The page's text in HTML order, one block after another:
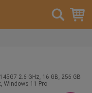
2.6 GHz, 16 GB, 256 GB
Windows 11 Pro